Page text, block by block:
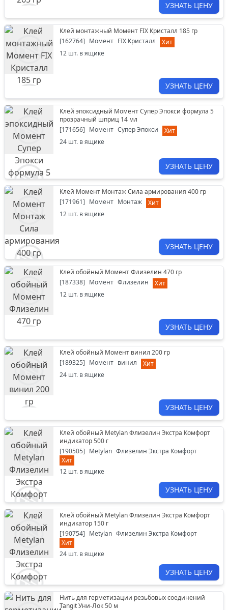
УЗНАТЬ ЦЕНУ
Клей монтажный Момент FIX Кристалл 185 гр
[162764] Момент FIX Кристалл
Хит
12 шт. в ящике
УЗНАТЬ ЦЕНУ
Клей эпоксидный Момент Супер Эпокси формула 5
прозрачный шприц 14 мл
[171656] Момент Супер Эпокси
Хит
24 шт. в ящике
УЗНАТЬ ЦЕНУ
Клей Момент Монтаж Сила армирования 400 гр
[171961] Момент Монтаж
Хит
12 шт. в ящике
УЗНАТЬ ЦЕНУ
Клей обойный Момент Флизелин 470 гр
[187338] Момент Флизелин
Хит
12 шт. в ящике
УЗНАТЬ ЦЕНУ
Клей обойный Момент винил 200 гр
[189325] Момент винил
Хит
24 шт. в ящике
УЗНАТЬ ЦЕНУ
Клей обойный Metylan Флизелин Экстра Комфорт
индикатор 500 г
[190505] Metylan Флизелин Экстра Комфорт
Хит
12 шт. в ящике
УЗНАТЬ ЦЕНУ
Клей обойный Metylan Флизелин Экстра Комфорт
индикатор 150 г
[190754] Metylan Флизелин Экстра Комфорт
Хит
24 шт. в ящике
УЗНАТЬ ЦЕНУ
Нить для герметизации резьбовых соединений
Tangit Уни-Лок 50 м